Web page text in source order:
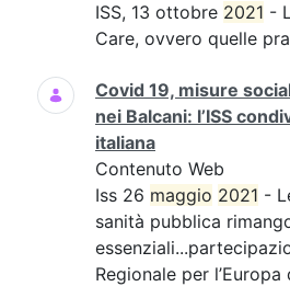
ISS, 13 ottobre 2021 -
Care, ovvero quelle
Covid 19, misure
nei Balcani: l’ISS
italiana
Contenuto Web
Iss 26 maggio 2021 -
sanità pubblica
Regionale per l’Europa